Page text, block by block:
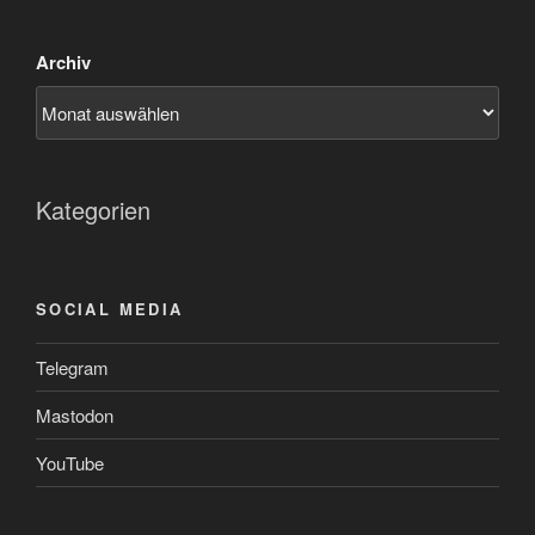
Archiv
Kategorien
SOCIAL MEDIA
Telegram
Mastodon
YouTube